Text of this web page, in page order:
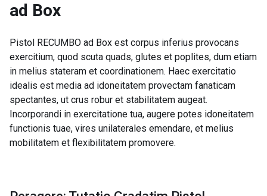
ad Box
Pistol RECUMBO ad Box est corpus inferius provocans
exercitium, quod scuta quads, glutes et poplites, dum etiam
in melius stateram et coordinationem. Haec exercitatio
idealis est media ad idoneitatem provectam fanaticam
spectantes, ut crus robur et stabilitatem augeat.
Incorporandi in exercitatione tua, augere potes idoneitatem
functionis tuae, vires unilaterales emendare, et melius
mobilitatem et flexibilitatem promovere.